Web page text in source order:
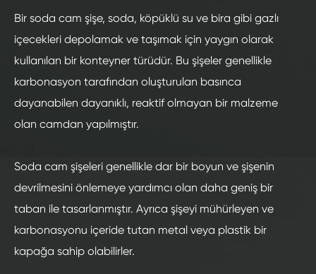
Bir soda cam şişe, soda, köpüklü su ve bira gibi gazlı
içecekleri depolamak ve taşımak için yaygın olarak
kullanılan bir konteyner türüdür. Bu şişeler genellikle
karbonasyon tarafından oluşturulan basınca
dayanabilen dayanıklı, reaktif olmayan bir malzeme
olan camdan yapılmıştır.
Soda cam şişeleri genellikle dar bir boyun ve şişenin
devrilmesini önlemeye yardımcı olan daha geniş bir
taban ile tasarlanmıştır. Ayrıca şişeyi mühürleyen ve
karbonasyonu içeride tutan metal veya plastik bir
kapağa sahip olabilirler.